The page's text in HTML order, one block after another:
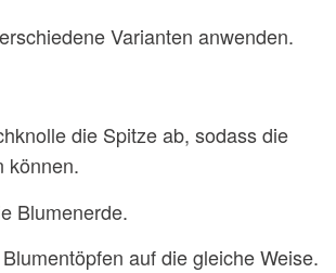
Varianten anwenden.
die Spitze ab, sodass die
können.
Blumenerde.
auf die gleiche Weise.